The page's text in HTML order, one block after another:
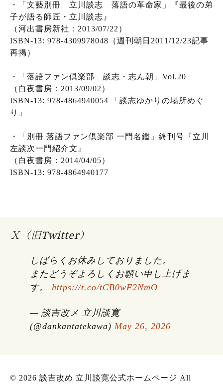
・「文藝別冊 立川談志 落語の革命家」『最後の弟
子が語る師匠・立川談志』
（河出書房新社：2013/07/22）
ISBN-13: 978-4309978048（週刊朝日2011/12/23記事
再掲）
・「落語ファン倶楽部 談志・志ん朝」Vol.20
（白夜書房：2013/09/02）
ISBN-13: 978-4864940054 「談志ゆかりの場所めぐ
り」
・「別冊 落語ファン倶楽部 一門名鑑」終刊号『立川
左談次一門紹介文』
（白夜書房：2014/04/05）
ISBN-13: 978-4864940177
Ｘ（旧Twitter）
しばらくお休みしておりました。
またどうぞよろしくお願い申し上げま
す。 https://t.co/tCB0wF2NmO
— 談吉改メ 立川談寛
(@dankantatekawa) May 26, 2026
© 2026 談吉改め 立川談寛公式ホームページ All